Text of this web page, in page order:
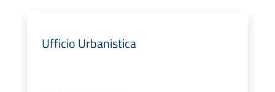
Ufficio Urbanistica